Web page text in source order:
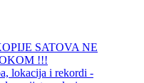
SATOVA NE
!!!
lokacija i rekordi -